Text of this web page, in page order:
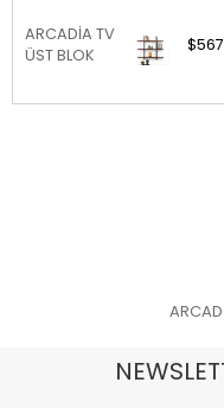
ARCADİA TV
ÜST BLOK